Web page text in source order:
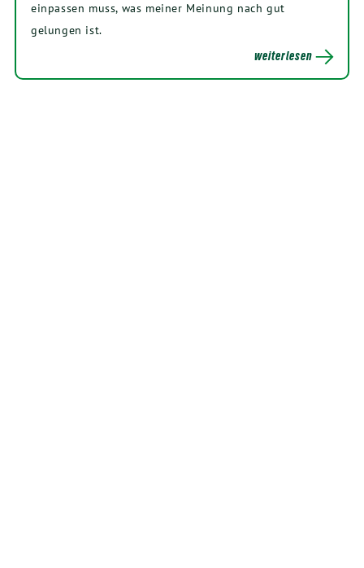
einpassen muss, was meiner Meinung nach gut
gelungen ist.
weiterlesen